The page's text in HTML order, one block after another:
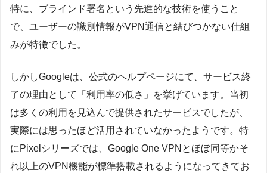
特に、ブラインド署名という先進的な技術を使うこと
で、ユーザーの識別情報がVPN通信と結びつかない仕組
みが特徴でした。
しかしGoogleは、公式のヘルプページにて、サービス終
了の理由として「利用率の低さ」を挙げています。当初
は多くの利用を見込んで提供されたサービスでしたが、
実際には思ったほど活用されていなかったようです。特
にPixelシリーズでは、Google One VPNとほぼ同等かそ
れ以上のVPN機能が標準搭載されるようになってきてお